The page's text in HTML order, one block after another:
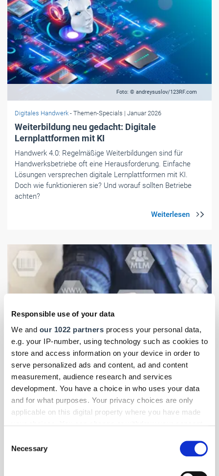
Responsible use of your data
We and our 1022 partners process your personal data,
e.g. your IP-number, using technology such as cookies to
store and access information on your device in order to
serve personalized ads and content, ad and content
measurement, audience research and services
development. You have a choice in who uses your data
and for what purposes. Your privacy choices are only
applicable on this digital property where you have made
the Privacy trigger icon.
Selection
Necessary
Foto: © andreysuslov/123RF.com
Digitales Handwerk - Themen-Specials | Januar 2026
Weiterbildung neu gedacht: Digitale
Lernplattformen mit KI
Handwerk 4.0: Regelmäßige Weiterbildungen sind für
Handwerksbetriebe oft eine Herausforderung. Einfache
Lösungen versprechen digitale Lernplattformen mit KI.
Doch wie funktionieren sie? Und worauf sollten Betriebe
achten?
Foto: © stanislauv/123RF.com
Digitales Handwerk- Themen-Specials| Januar 2026
Open Source als Baustein der Digitalstrategie
Die Gratis-Lösungen eröffnen neue Möglichkeiten, Abläufe
effizienter und günstiger zu gestalten. Doch worauf sollte